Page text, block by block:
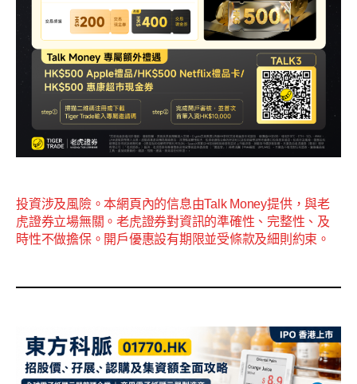
投資涉及風險。本網頁內的信息由Talk Money提供，與老
虎證券立場無關。老虎證券對資訊的準確性、完整性、及
時性不做擔保。開戶優惠設有期限並受條款及細則約束。